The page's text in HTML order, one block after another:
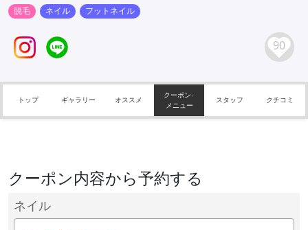
脱毛 ネイル フットネイル
90
トップ ギャラリー オススメ
クーポン･
メニュー
スタッフ クチコミ
クーポン内容から予約する
ネイル